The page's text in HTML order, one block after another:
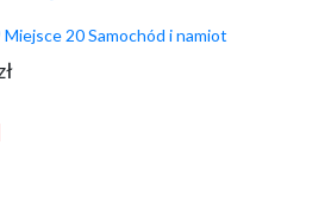
20 Samochód i namiot